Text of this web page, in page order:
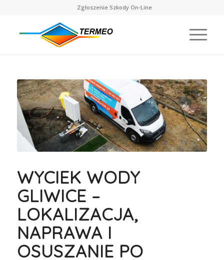
Zgłoszenie Szkody On-Line
WYCIEK WODY
GLIWICE –
LOKALIZACJA,
NAPRAWA I
OSUSZANIE PO